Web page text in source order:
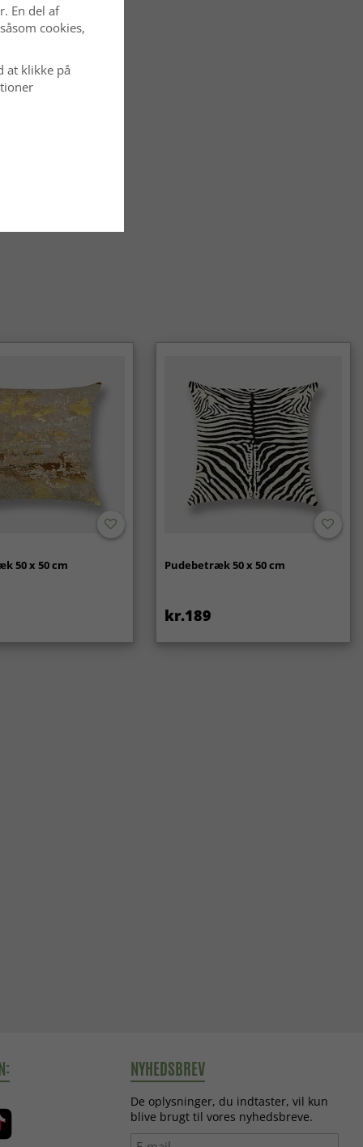
50 x 50 cm Pudebetræk 50 x 50 cm
kr.189
NYHEDSBREV
De oplysninger, du indtaster, vil kun
blive brugt til vores nyhedsbreve.
En del af
cookies,
at klikke på